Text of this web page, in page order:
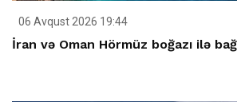
06 Avqust 2026 19:44
İran və Oman Hörmüz boğazı ilə